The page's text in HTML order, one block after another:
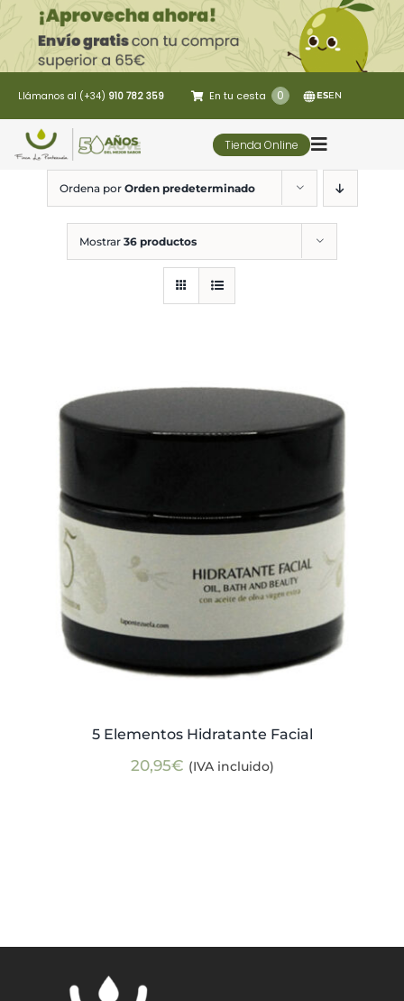
Saltar
al
contenido
Llámanos al (+34) 910 782 359 En tu cesta 0 ESEN
Tienda Online
Toggle
5 Elementos
Oleoturismo
Mi cuenta
Ordena por Orden predeterminado
Mostrar 36 productos
5 Elementos Hidratante Facial
20,95€ (IVA incluido)